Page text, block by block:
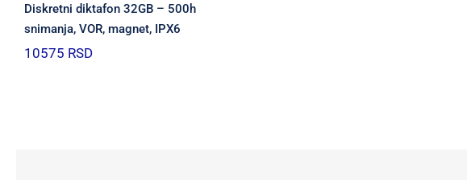
Diskretni diktafon 32GB – 500h
snimanja, VOR, magnet, IPX6
10575 RSD